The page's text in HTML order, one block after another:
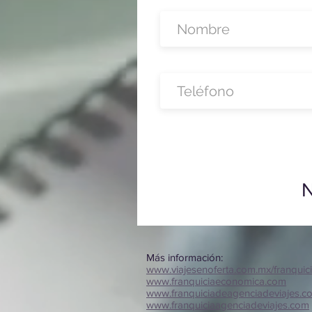
Más información:
www.viajesenoferta.com.mx/
www.franquiciaeconomica.com
www.franquiciaagenciadeviajes.com